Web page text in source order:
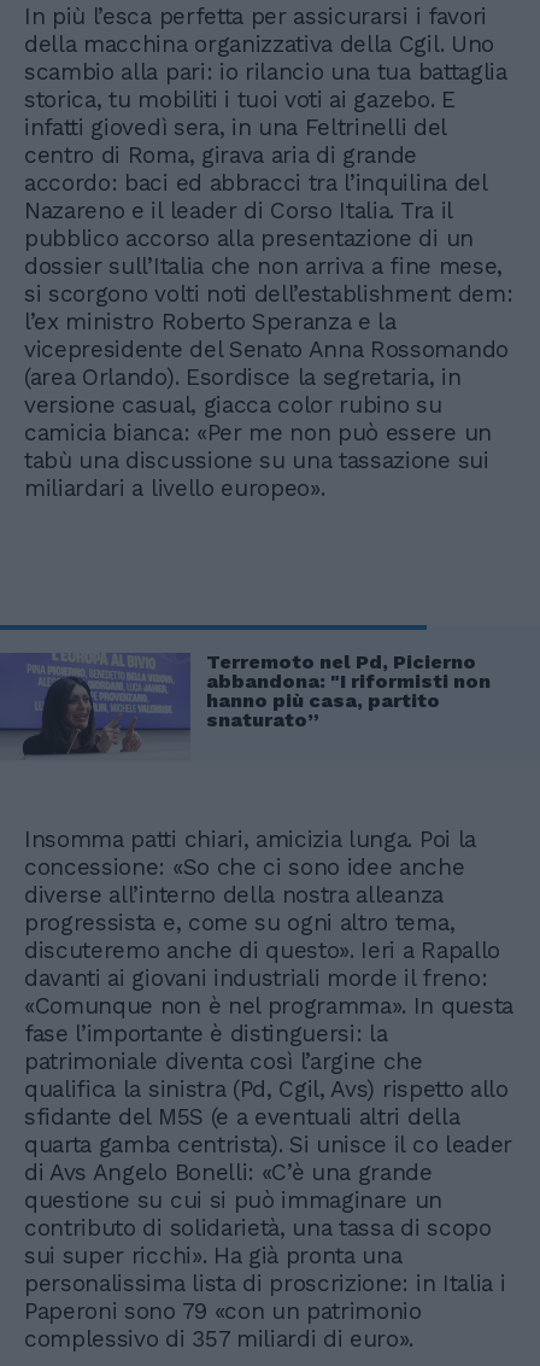
In più l’esca perfetta per assicurarsi i favori
della macchina organizzativa della Cgil. Uno
scambio alla pari: io rilancio una tua battaglia
storica, tu mobiliti i tuoi voti ai gazebo. E
infatti giovedì sera, in una Feltrinelli del
centro di Roma, girava aria di grande
accordo: baci ed abbracci tra l’inquilina del
Nazareno e il leader di Corso Italia. Tra il
pubblico accorso alla presentazione di un
dossier sull’Italia che non arriva a fine mese,
si scorgono volti noti dell’establishment dem:
l’ex ministro Roberto Speranza e la
vicepresidente del Senato Anna Rossomando
(area Orlando). Esordisce la segretaria, in
versione casual, giacca color rubino su
camicia bianca: «Per me non può essere un
tabù una discussione su una tassazione sui
miliardari a livello europeo».
Terremoto nel Pd, Picierno
abbandona: "I riformisti non
hanno più casa, partito
snaturato”
Insomma patti chiari, amicizia lunga. Poi la
concessione: «So che ci sono idee anche
diverse all’interno della nostra alleanza
progressista e, come su ogni altro tema,
discuteremo anche di questo». Ieri a Rapallo
davanti ai giovani industriali morde il freno:
«Comunque non è nel programma». In questa
fase l’importante è distinguersi: la
patrimoniale diventa così l’argine che
qualifica la sinistra (Pd, Cgil, Avs) rispetto allo
sfidante del M5S (e a eventuali altri della
quarta gamba centrista). Si unisce il co leader
di Avs Angelo Bonelli: «C’è una grande
questione su cui si può immaginare un
contributo di solidarietà, una tassa di scopo
sui super ricchi». Ha già pronta una
personalissima lista di proscrizione: in Italia i
Paperoni sono 79 «con un patrimonio
complessivo di 357 miliardi di euro».